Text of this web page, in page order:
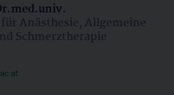
Anästhesie, Allgemeine
Schmerztherapie